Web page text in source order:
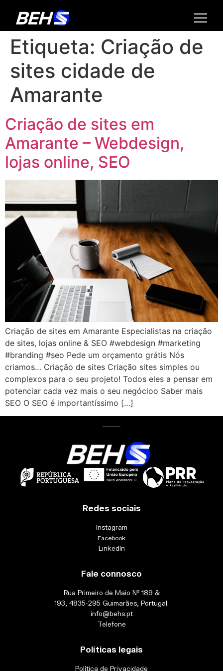
Etiqueta: Criação de
sites cidade de
Amarante
Criação de sites em
Amarante – Webdesign,
lojas online, SEO
Criação de sites em Amarante Especialistas na criação
de sites, lojas online & SEO #webdesign #marketing
#branding #seo Pede um orçamento grátis Nós
criamos… Criação de sites Criação sites simples ou
complexos para o seu projeto! Todos eles a pensar em
potenciar cada vez mais o seu negócioo Saber mais
SEO O SEO é importantíssimo […]
Redes sociais
Instagram
Facebook
LinkedIn
Fale connosco
Rua Primeiro de Maio Nº 189 &
193, 4835-295 Guimarães, Portugal.
info@behs.pt
Telefone
Políticas legais
Política de Privacidade